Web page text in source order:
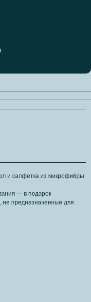
и салфетка из микрофибры
— в подарок
предназначенные для